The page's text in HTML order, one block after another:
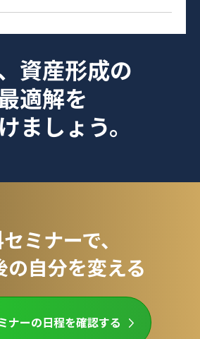
資産形成の
適解を
ましょう。
ミナーで、
の自分を変える
ナーの日程を確認する